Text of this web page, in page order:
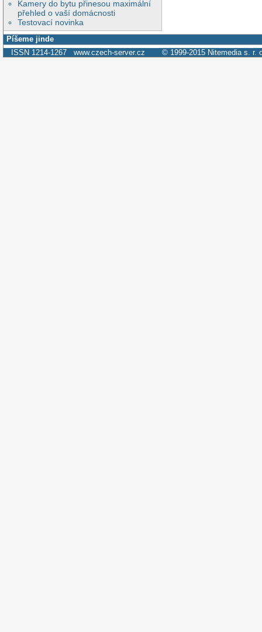
Kamery do bytu přinesou maximální
přehled o vaší domácnosti
Testovací novinka
Píšeme jinde
ISSN 1214-1267 www.czech-server.cz © 1999-2015 Nitemedia s. r.